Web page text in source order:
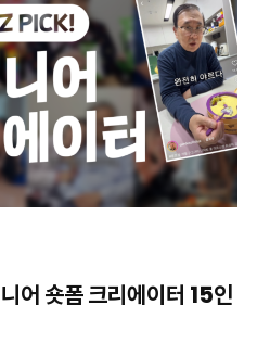
어 숏폼 크리에이터 15인